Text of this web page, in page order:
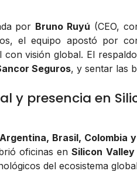
por Bruno Ruyú (CEO,
el equipo apostó por
visión global. El
Seguros, y sentar las
y presencia en
Argentina, Brasil, Colombia
oficinas enSilicon Valley
del ecosistema